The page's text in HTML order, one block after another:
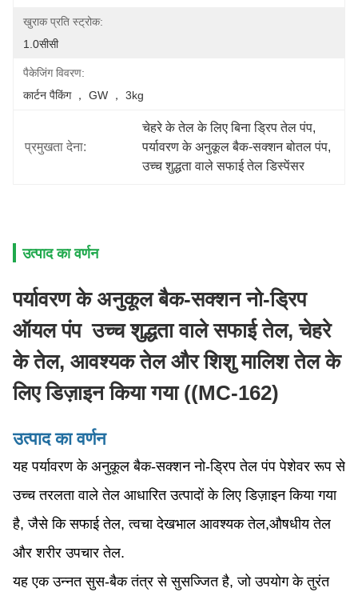
खुराक प्रति स्ट्रोक:
1.0सीसी
पैकेजिंग विवरण:
कार्टन पैकिंग ， GW ， 3kg
प्रमुखता देना:
चेहरे के तेल के लिए बिना ड्रिप तेल पंप,
पर्यावरण के अनुकूल बैक-सक्शन बोतल पंप
उच्च शुद्धता वाले सफाई तेल डिस्पेंसर
उत्पाद का वर्णन
पर्यावरण के अनुकूल बैक-सक्शन नो-ड्रिप
ऑयल पंप ️ उच्च शुद्धता वाले सफाई तेल, चेहरे
के तेल, आवश्यक तेल और शिशु मालिश तेल के
लिए डिज़ाइन किया गया ((MC-162)
उत्पाद का वर्णन
यह पर्यावरण के अनुकूल बैक-सक्शन नो-ड्रिप तेल पंप पेशेवर रूप से
उच्च तरलता वाले तेल आधारित उत्पादों के लिए डिज़ाइन किया गया
है, जैसे कि सफाई तेल, त्वचा देखभाल आवश्यक तेल,औषधीय तेल
और शरीर उपचार तेल.
यह एक उन्नत सुस-बैक तंत्र से सुसज्जित है, जो उपयोग के तुरंत